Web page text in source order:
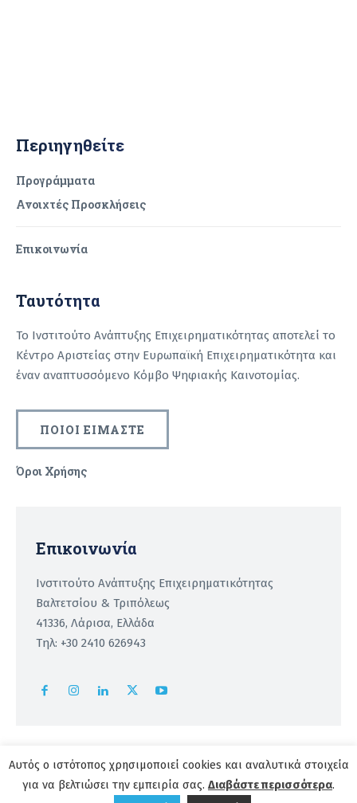
Περιηγηθείτε
Προγράμματα
Ανοιχτές Προσκλήσεις
Επικοινωνία
Ταυτότητα
Το Ινστιτούτο Ανάπτυξης Επιχειρηματικότητας αποτελεί το
Κέντρο Αριστείας στην Ευρωπαϊκή Επιχειρηματικότητα και
έναν αναπτυσσόμενο Κόμβο Ψηφιακής Καινοτομίας.
ΠΟΙΟΙ ΕΙΜΑΣΤΕ
Όροι Χρήσης
Επικοινωνία
Ινστιτούτο Ανάπτυξης Επιχειρηματικότητας
Βαλτετσίου & Τριπόλεως
41336, Λάρισα, Ελλάδα
Τηλ: +30 2410 626943
Copyright 2026 | powered byInstitute of Entrepreneurship
Αυτός ο ιστότοπος χρησιμοποιεί cookies και αναλυτικά στοιχεία
για να βελτιώσει την εμπειρία σας. Διαβάστε περισσότερα.